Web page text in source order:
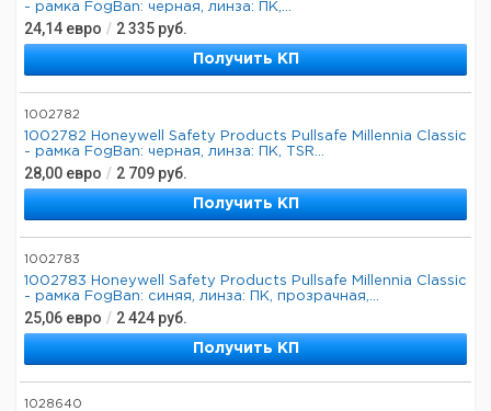
- рамка FogBan: черная, линза: ПК,...
24,14 евро / 2 335 руб.
Получить КП
1002782
1002782 Honeywell Safety Products Pullsafe Millennia Classic
- рамка FogBan: черная, линза: ПК, TSR...
28,00 евро / 2 709 руб.
Получить КП
1002783
1002783 Honeywell Safety Products Pullsafe Millennia Classic
- рамка FogBan: синяя, линза: ПК, прозрачная,...
25,06 евро / 2 424 руб.
Получить КП
1028640